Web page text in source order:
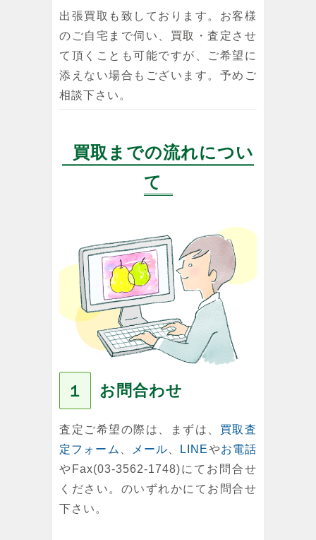
出張買取も致しております。お客様
のご自宅まで伺い、買取・査定させ
て頂くことも可能ですが、ご希望に
添えない場合もございます。予めご
相談下さい。
買取までの流れについ
て
１ お問合わせ
査定ご希望の際は、まずは、 買取査
定フォーム
メール LINEやお電話
やFax(03-3562-1748)にてお問合せ
ください。のいずれかにてお問合せ
下さい。